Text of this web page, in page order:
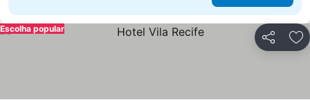
Partilhar
Escolha popular